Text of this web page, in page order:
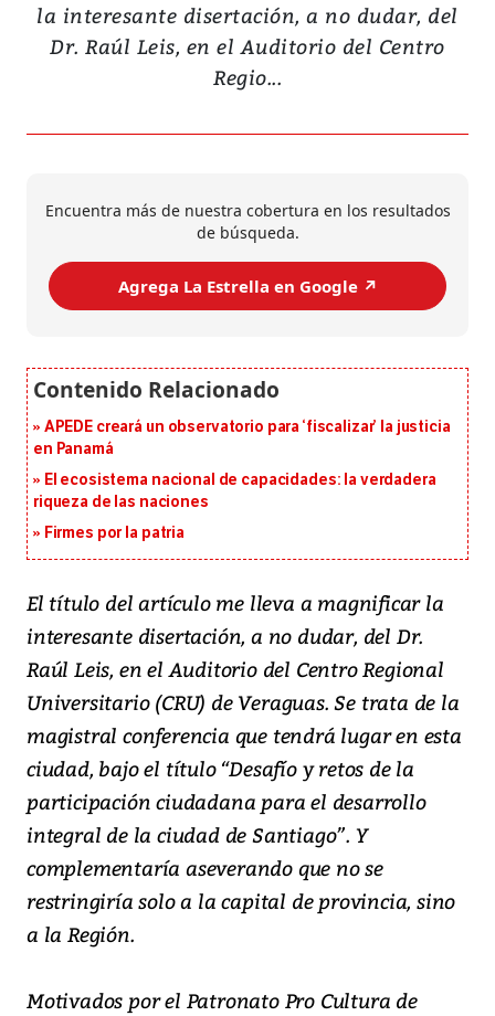
la interesante disertación, a no dudar, del
Dr. Raúl Leis, en el Auditorio del Centro
Regio...
Encuentra más de nuestra cobertura en los resultados
de búsqueda.
Agrega La Estrella en Google ↗️
APEDE creará un observatorio para ‘fiscalizar’ la justicia
en Panamá
El ecosistema nacional de capacidades: la verdadera
riqueza de las naciones
Firmes por la patria
El título del artículo me lleva a magnificar la
interesante disertación, a no dudar, del Dr.
Raúl Leis, en el Auditorio del Centro Regional
Universitario (CRU) de Veraguas. Se trata de la
magistral conferencia que tendrá lugar en esta
ciudad, bajo el título “Desafío y retos de la
participación ciudadana para el desarrollo
integral de la ciudad de Santiago”. Y
complementaría aseverando que no se
restringiría solo a la capital de provincia, sino
a la Región.
Motivados por el Patronato Pro Cultura de